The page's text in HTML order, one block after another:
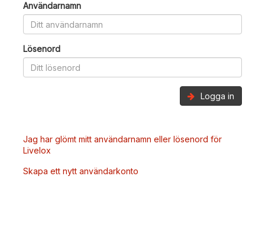
Användarnamn
Lösenord
Logga in
Jag har glömt mitt användarnamn eller lösenord för
Livelox
Skapa ett nytt användarkonto